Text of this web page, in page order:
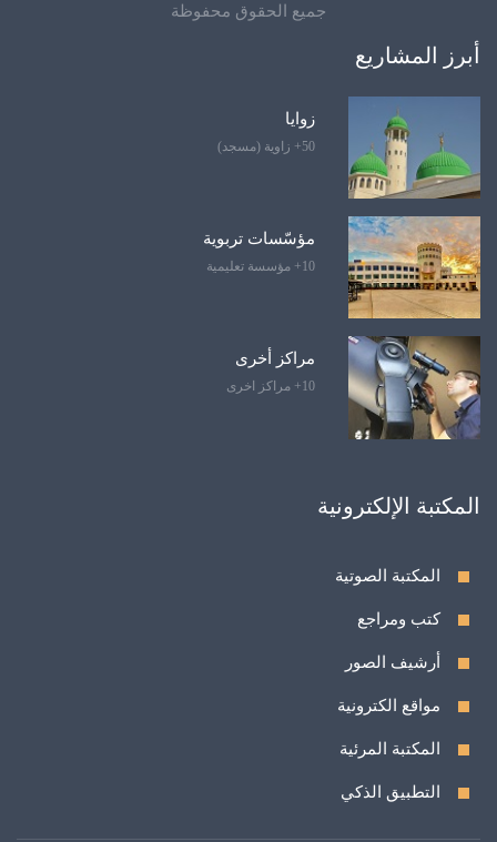
جميع الحقوق محفوظة
أبرز المشاريع
زوايا
50+ زاوية (مسجد)
مؤسّسات تربوية
10+ مؤسسة تعليمية
مراكز أخرى
10+ مراكز اخرى
المكتبة الإلكترونية
المكتبة الصوتية
كتب ومراجع
أرشيف الصور
مواقع الكترونية
المكتبة المرئية
التطبيق الذكي